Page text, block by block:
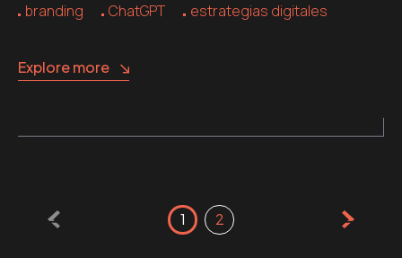
branding ChatGPT estrategias digitales
Explore more
pagination
1 2